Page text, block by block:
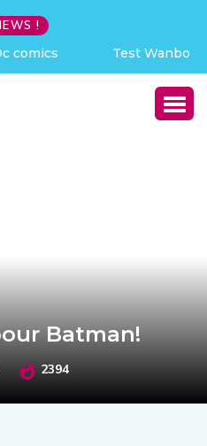
!
nomade qui
Batman!